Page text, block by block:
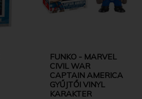
FUNKO - MARVEL
CIVIL WAR
CAPTAIN AMERICA
GYŰJTŐI VINYL
KARAKTER